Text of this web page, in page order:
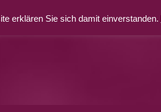
erklären Sie sich damit einverstanden.